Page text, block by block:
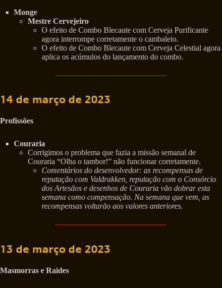
Monge
Mestre Cervejeiro
O efeito de Combo Blecaute com Cerveja Purificante
agora interrompe corretamente o cambaleio.
O efeito de Combo Blecaute com Cerveja Celestial agora
aplica os acúmulos do lançamento do combo.
14 de março de 2023
Profissões
Couraria
Corrigimos o problema que fazia a missão semanal de
Couraria “Olha o tambor!” não funcionar corretamente.
Comentários do desenvolvedor: as recompensas de
reputação com Valdrakken, reputação com o Consórcio
dos Artesãos e desenhos de Couraria vão dobrar esta
semana como compensação. Na semana que vem, as
recompensas voltarão aos valores anteriores.
13 de março de 2023
Masmorras e Raides